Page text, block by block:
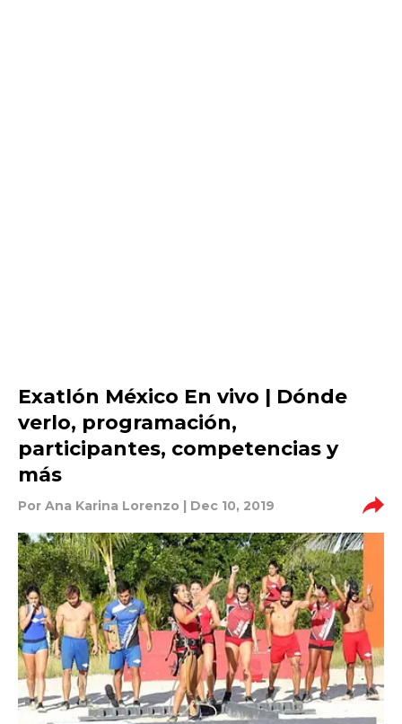
Exatlón México En vivo | Dónde
verlo, programación,
participantes, competencias y
más
Por Ana Karina Lorenzo | Dec 10, 2019